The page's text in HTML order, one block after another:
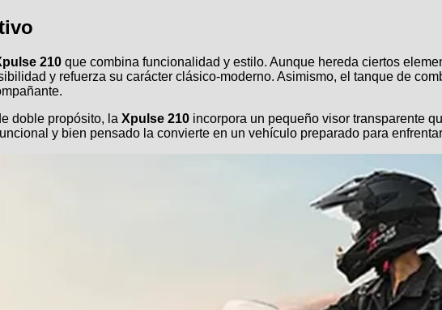
210 que combina funcionalidad y estilo. Aunque hereda ciertos
y refuerza su carácter clásico-moderno. Asimismo, el tanque de
doble propósito, la Xpulse 210 incorpora un pequeño visor transparente
y bien pensado la convierte en un vehículo preparado para